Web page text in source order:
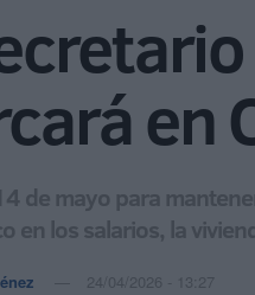
en
de mayo para
en los salarios, la
24/04/2026 - 13:27